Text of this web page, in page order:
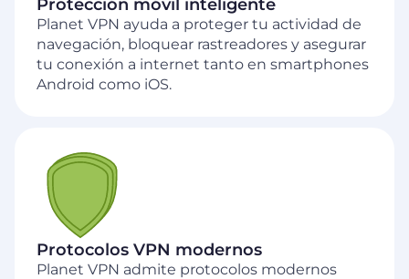
Protección móvil inteligente
Planet VPN ayuda a proteger tu actividad de
navegación, bloquear rastreadores y asegurar
tu conexión a internet tanto en smartphones
Android como iOS.
Protocolos VPN modernos
Planet VPN admite protocolos modernos